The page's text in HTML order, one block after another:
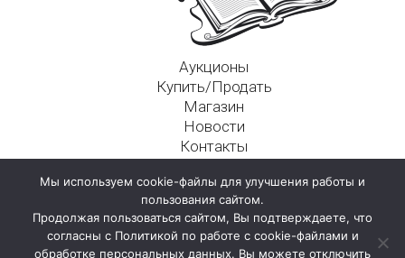
Аукционы
Купить/Продать
Магазин
Новости
Контакты
125009, г. Москва, Никитский пер., д. 4а, стр. 1
Мы используем cookie-файлы для улучшения работы и
пользования сайтом.
Продолжая пользоваться сайтом, Вы подтверждаете, что
согласны с Политикой по работе с cookie-файлами и
обработке персональных данных. Вы можете отключить